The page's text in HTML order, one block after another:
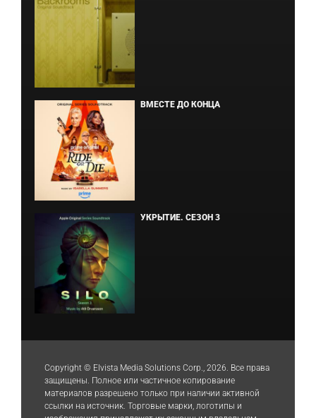
ВМЕСТЕ ДО КОНЦА
УКРЫТИЕ. СЕЗОН 3
Copyright © Elvista Media Solutions Corp., 2026. Все права
защищены. Полное или частичное копирование
материалов разрешено только при наличии активной
ссылки на источник. Торговые марки, логотипы и